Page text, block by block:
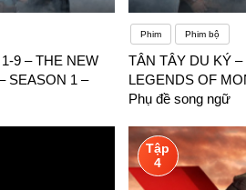
9 – THE NEW
SEASON 1 –
Phim Phim bộ
TÂN TÂY DU KÝ
LEGENDS OF
Phụ đề song ngữ
Tập
4